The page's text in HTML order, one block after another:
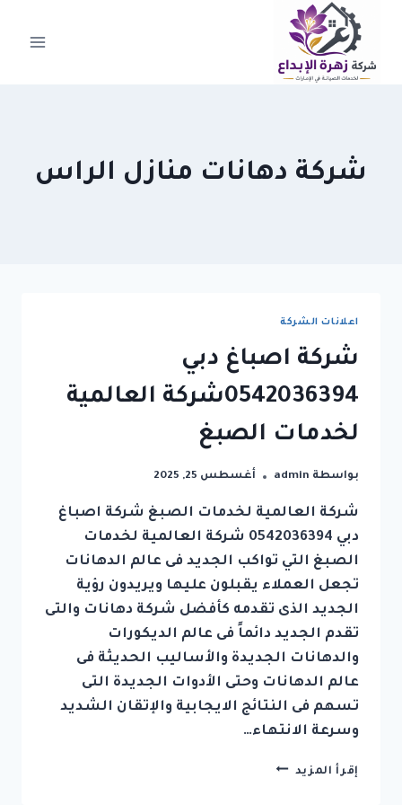
التجاوز
المحتوى
شركة دهانات منازل الراس
اعلانات الشركة
شركة اصباغ دبي
0542036394شركة العالمية
لخدمات الصبغ
بواسطة admin أغسطس 25, 2025
شركة العالمية لخدمات الصبغ شركة اصباغ
دبي 0542036394 شركة العالمية لخدمات
الصبغ التي تواكب الجديد فى عالم الدهانات
تجعل العملاء يقبلون عليها ويريدون رؤية
الجديد الذى تقدمه كأفضل شركة دهانات والتى
تقدم الجديد دائماً فى عالم الديكورات
والدهانات الجديدة والأساليب الحديثة فى
عالم الدهانات وحتى الأدوات الجديدة التى
تسهم فى النتائج الايجابية والإتقان الشديد
وسرعة الانتهاء…
إقرأ المزيد شركة